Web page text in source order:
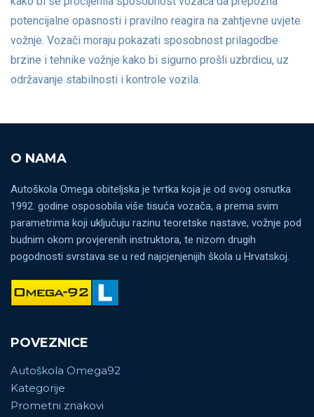
potencijalne opasnosti i pravilno reagira na zahtjevne uvjete
vožnje. Vozači moraju pokazati sposobnost prilagodbe
brzine i tehnike vožnje kako bi sigurno prošli uzbrdicu, uz
održavanje stabilnosti i kontrole vozila.
O NAMA
Autoškola Omega obiteljska je tvrtka koja je od svog osnutka
1992. godine osposobila više tisuća vozača, a prema svim
parametrima koji uključuju razinu teoretske nastave, vožnje pod
budnim okom provjerenih instruktora, te nizom drugih
pogodnosti svrstava se u red najcjenjenijih škola u Hrvatskoj.
POVEZNICE
Autoškola Omega92
Kategorije
Prometni znakovi